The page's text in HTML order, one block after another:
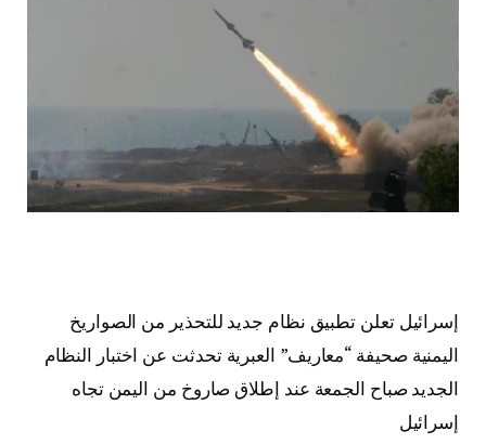
إسرائيل تعلن تطبيق نظام جديد للتحذير من الصواريخ
اليمنية صحيفة “معاريف” العبرية تحدثت عن اختبار النظام
الجديد صباح الجمعة عند إطلاق صاروخ من اليمن تجاه
إسرائيل